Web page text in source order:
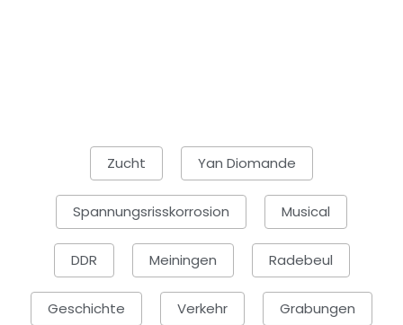
Zucht Yan Diomande
Spannungsrisskorrosion Musical
DDR Meiningen Radebeul
Geschichte Verkehr Grabungen